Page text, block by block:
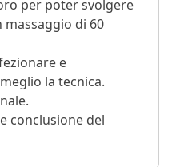
per poter svolgere
di 60
e
la tecnica.
conclusione del